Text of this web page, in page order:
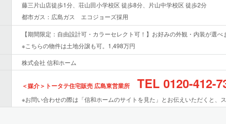
藤三片山店徒歩1分、荘山田小学校区 徒歩8分、片山中学校区 徒歩2分
都市ガス：広島ガス エコジョーズ採用
【期間限定：自由設計可・カラーセレクト可！】お好みの外観・内装が選べ
※こちらの物件は土地分譲も可。1,498万円
株式会社 信和ホーム
＜媒介＞トータテ住宅販売 広島東営業所 TEL 0120-412-
※お問い合わせの際は「信和ホームのサイトを見た」とお伝えいただくと、ス